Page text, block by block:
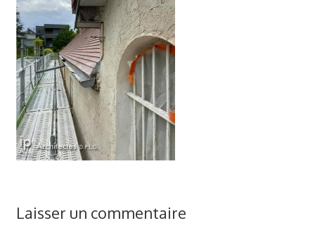
Contact
Laisser un commentaire